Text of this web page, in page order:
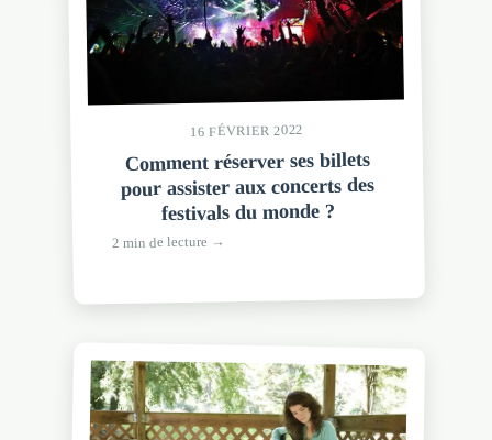
16 FÉVRIER 2022
Comment réserver ses billets
pour assister aux concerts des
festivals du monde ?
2 min de lecture →